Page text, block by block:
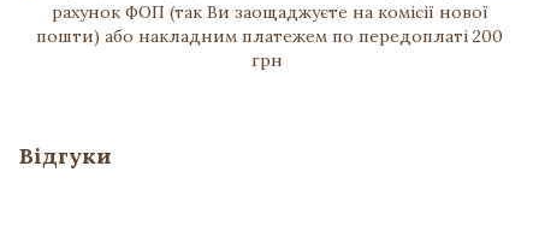
рахунок ФОП (так Ви заощаджуєте на комісії нової
пошти) або накладним платежем по передоплаті 200
грн
Відгуки